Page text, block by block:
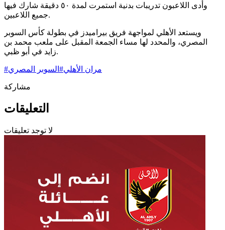
وأدى اللاعبون تدريبات بدنية استمرت لمدة ٥٠ دقيقة شارك فيها
جميع اللاعبين.
ويستعد الأهلي لمواجهة فريق بيراميدز في بطولة كأس السوبر
المصري، والمحدد لها مساء الجمعة المقبل على ملعب محمد بن
زايد في أبو ظبي.
# مران الأهلي# السوبر المصري
مشاركة
التعليقات
لا توجد تعليقات